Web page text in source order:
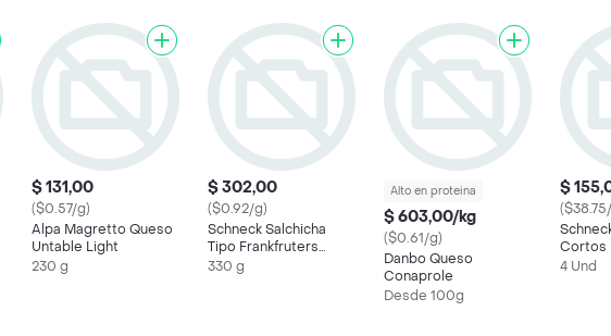
$ 131,00
($0.57/g)
Alpa Magretto Queso
Untable Light
230 g
$ 302,00
($0.92/g)
Schneck Salchicha
Tipo Frankfruters
Cortos1
330 g
Alto en proteina
$ 603,00/kg
($0.61/g)
Danbo Queso
Conaprole
Desde 100g
$
Cortos
4 Und